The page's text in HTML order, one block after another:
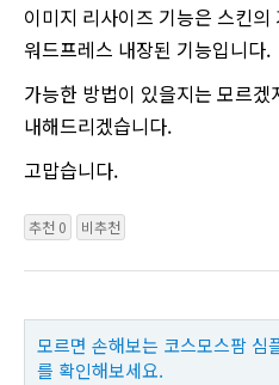
이미지 리사이즈 기능은 스킨
워드프레스 내장된 기능입니다.
가능한 방법이 있을지는 모르
내해드리겠습니다.
고맙습니다.
추천 0 비추천
모르면 손해보는 코스모스팜 심
를 확인해보세요.